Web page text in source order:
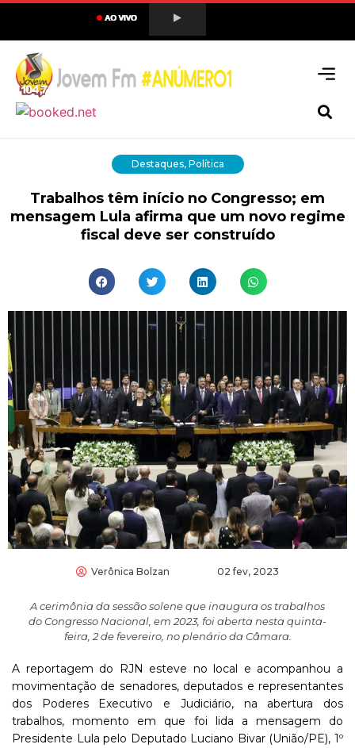
Destaques, Política
Trabalhos têm início no Congresso; em
mensagem Lula afirma que um novo regime
fiscal deve ser construído
Verônica Bolzan 02 fev, 2023
A cerimônia da sessão solene que inaugura os trabalhos
do Congresso Nacional, em 2023, foi aberta nesta quinta-
feira, 2 de fevereiro, no plenário da Câmara.
A reportagem do RJN esteve no local e acompanhou a
movimentação de senadores, deputados e representantes
dos Poderes Executivo e Judiciário, na abertura dos
trabalhos, momento em que foi lida a mensagem do
Presidente Lula pelo Deputado Luciano Bivar (União/PE), 1º